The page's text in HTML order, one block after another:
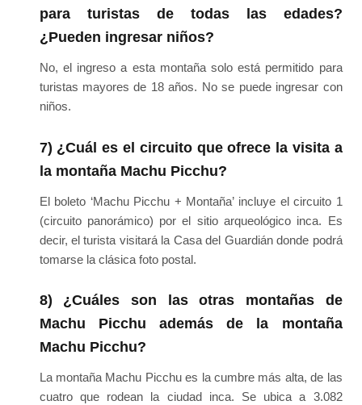
para turistas de todas las edades?
¿Pueden ingresar niños?
No, el ingreso a esta montaña solo está permitido para
turistas mayores de 18 años. No se puede ingresar con
niños.
7) ¿Cuál es el circuito que ofrece la visita a
la montaña Machu Picchu?
El boleto ‘Machu Picchu + Montaña’ incluye el circuito 1
(circuito panorámico) por el sitio arqueológico inca. Es
decir, el turista visitará la Casa del Guardián donde podrá
tomarse la clásica foto postal.
8) ¿Cuáles son las otras montañas de
Machu Picchu además de la montaña
Machu Picchu?
La montaña Machu Picchu es la cumbre más alta, de las
cuatro que rodean la ciudad inca. Se ubica a 3.082